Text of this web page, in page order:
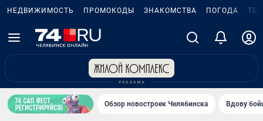
НЕДВИЖИМОСТЬ ПРОМОКОДЫ ЗНАКОМСТВА ПОГОДА
Обзор новостроек Челябинска Вдову